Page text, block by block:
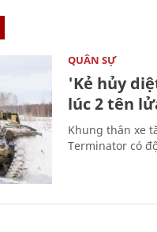
QUÂN SỰ
'Kẻ hủy
lúc 2 tên
Khung thân xe
Terminator có